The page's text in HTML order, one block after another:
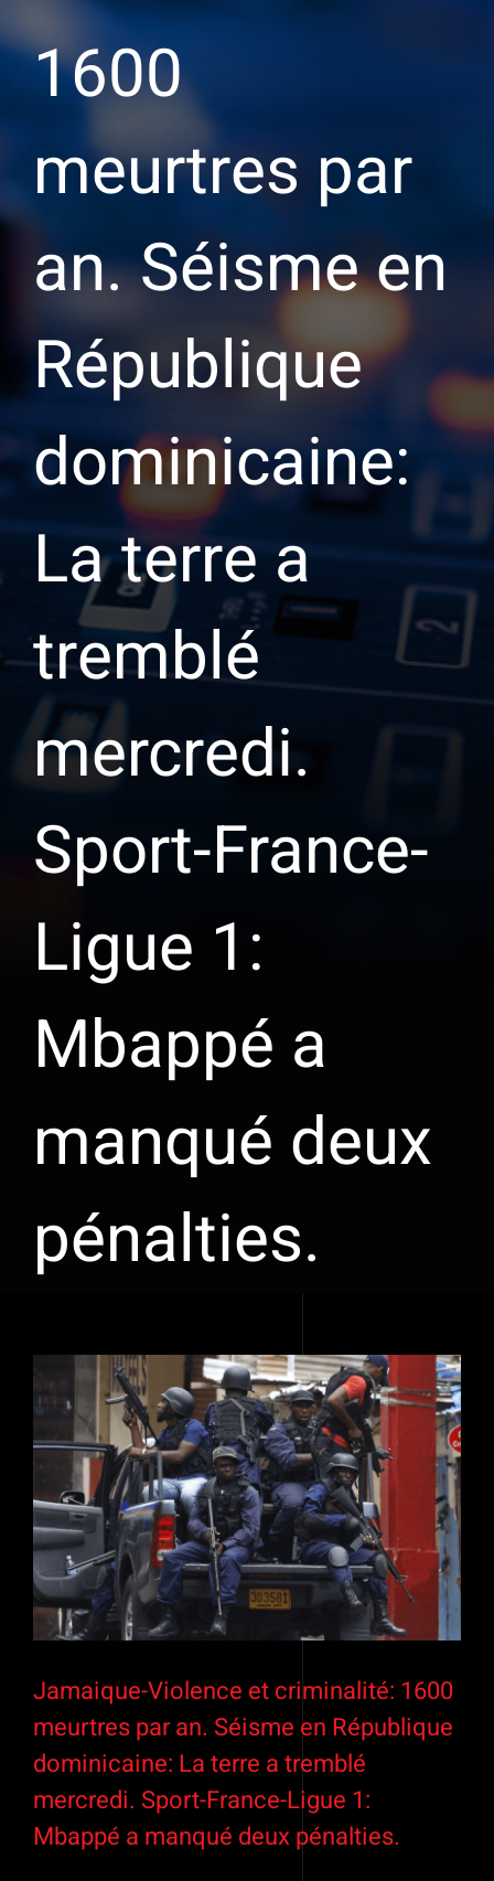
1600
meurtres par
an. Séisme en
République
dominicaine:
La terre a
tremblé
mercredi.
Sport-France-
Ligue 1:
Mbappé a
manqué deux
pénalties.
l'image
agrandie
Jamaique-Violence et criminalité: 1600
meurtres par an. Séisme en République
dominicaine: La terre a tremblé
mercredi. Sport-France-Ligue 1:
Mbappé a manqué deux pénalties.